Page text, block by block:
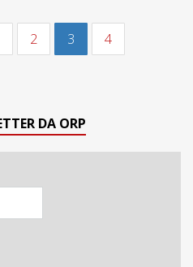
2 3
4
DA ORP